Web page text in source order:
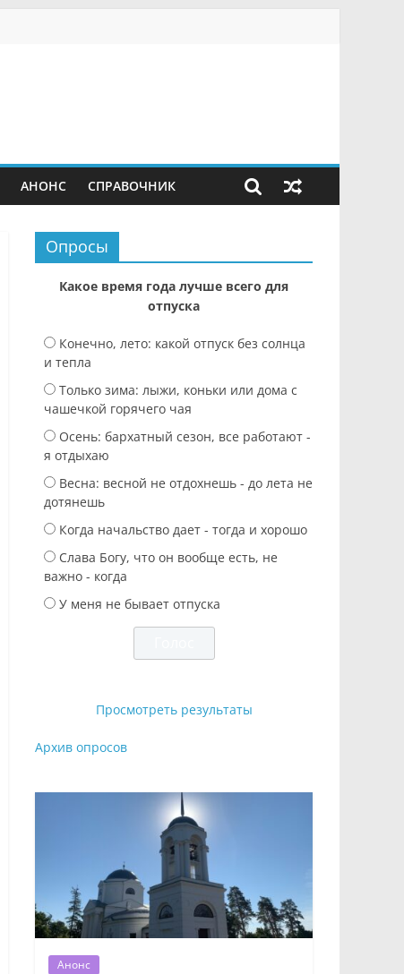
АНОНС СПРАВОЧНИК
Опросы
Какое время года лучше всего для
отпуска
Конечно, лето: какой отпуск без солнца
и тепла
Только зима: лыжи, коньки или дома с
чашечкой горячего чая
Осень: бархатный сезон, все работают -
я отдыхаю
Весна: весной не отдохнешь - до лета не
дотянешь
Когда начальство дает - тогда и хорошо
Слава Богу, что он вообще есть, не
важно - когда
У меня не бывает отпуска
Просмотреть результаты
Архив опросов
Анонс